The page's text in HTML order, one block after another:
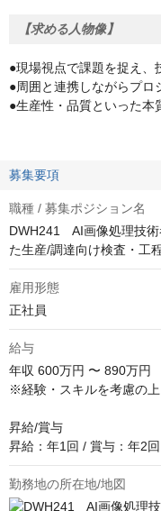
【求める人物像】
●現場視点で課題を捉え、
●周囲と連携しながらプロ
●生産性・品質といった本
募集要項
職種 / 募集ポジション名
DWH241 AI画像処理技術
た生産/調達向け検査・工
雇用形態
正社員
給与
年収 600万円 〜 890万円
※経験・スキルを考慮の上
昇給/賞与
昇給：年1回 / 賞与：年2回
勤務地の所在地/地図